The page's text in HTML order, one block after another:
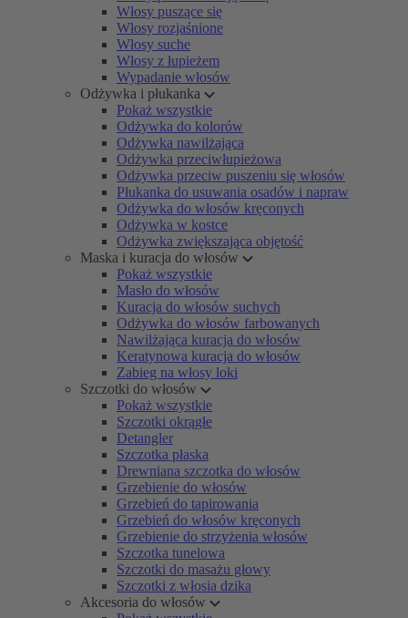
Włosy puszące się
Włosy rozjaśnione
Włosy suche
Włosy z łupieżem
Wypadanie włosów
Odżywka i płukanka
Pokaż wszystkie
Odżywka do kolorów
Odżywka nawilżająca
Odżywka przeciwłupieżowa
Odżywka przeciw puszeniu się włosów
Płukanka do usuwania osadów i napraw
Odżywka do włosów kręconych
Odżywka w kostce
Odżywka zwiększająca objętość
Maska i kuracja do włosów
Pokaż wszystkie
Masło do włosów
Kuracja do włosów suchych
Odżywka do włosów farbowanych
Nawilżająca kuracja do włosów
Keratynowa kuracja do włosów
Zabieg na włosy loki
Szczotki do włosów
Pokaż wszystkie
Szczotki okrągłe
Detangler
Szczotka płaska
Drewniana szczotka do włosów
Grzebienie do włosów
Grzebień do tapirowania
Grzebień do włosów kręconych
Grzebienie do strzyżenia włosów
Szczotka tunelowa
Szczotki do masażu głowy
Szczotki z włosia dzika
Akcesoria do włosów